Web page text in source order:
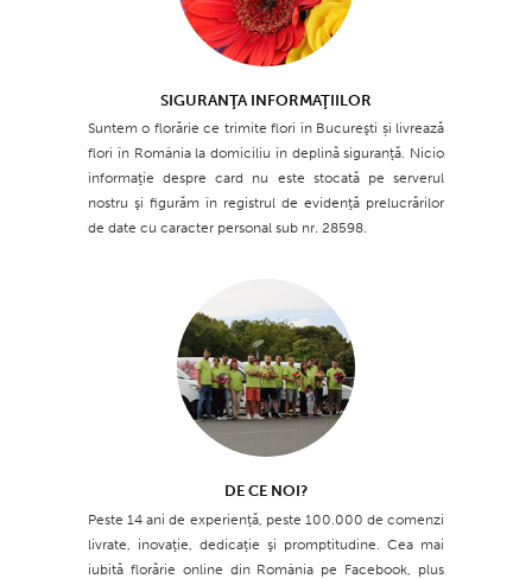
SIGURANŢA INFORMAŢIILOR
Suntem o florărie ce trimite flori în Bucureşti și livrează
flori în România la domiciliu în deplină siguranţă. Nicio
informaţie despre card nu este stocată pe serverul
nostru şi figurăm în registrul de evidenţă prelucrărilor
de date cu caracter personal sub nr. 28598.
DE CE NOI?
Peste 14 ani de experienţă, peste 100.000 de comenzi
livrate, inovaţie, dedicaţie şi promptitudine. Cea mai
iubită florărie online din România pe Facebook, plus